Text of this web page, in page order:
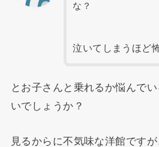
な？
泣いてしまうほど
とお子さんと乗れるか悩んで
いでしょうか？
見るからに不気味な洋館です